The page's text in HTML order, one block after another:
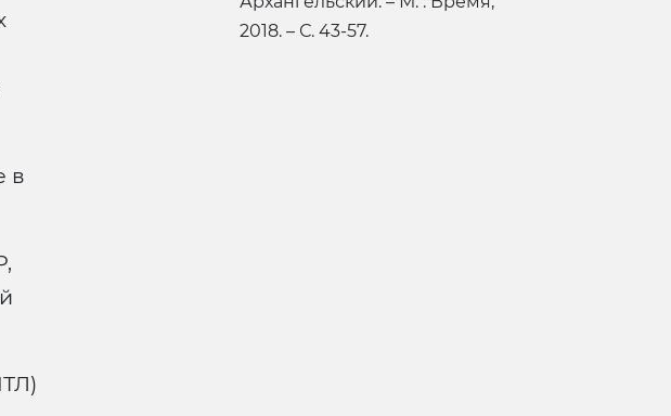
в
2018. – С. 43-57.